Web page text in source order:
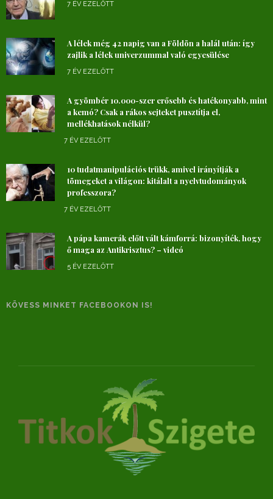
7 ÉV EZELŐTT
A lélek még 42 napig van a Földön a halál után: így
zajlik a lélek univerzummal való egyesülése
7 ÉV EZELŐTT
A gyömbér 10.000-szer erősebb és hatékonyabb, mint
a kemó? Csak a rákos sejteket pusztítja el,
mellékhatások nélkül?
7 ÉV EZELŐTT
10 tudatmanipulációs trükk, amivel irányítják a
tömegeket a világon: kitálalt a nyelvtudományok
professzora?
7 ÉV EZELŐTT
A pápa kamerák előtt vált kámforrá: bizonyíték, hogy
ő maga az Antikrisztus? – videó
5 ÉV EZELŐTT
KÖVESS MINKET FACEBOOKON IS!